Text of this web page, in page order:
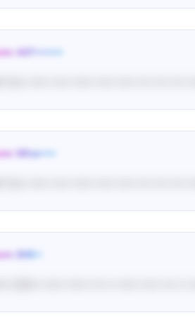
447••••••••
Wha•••••
SHE••
SH••• •••••• •••••• •••• •• •••••• ••••• •••• ••